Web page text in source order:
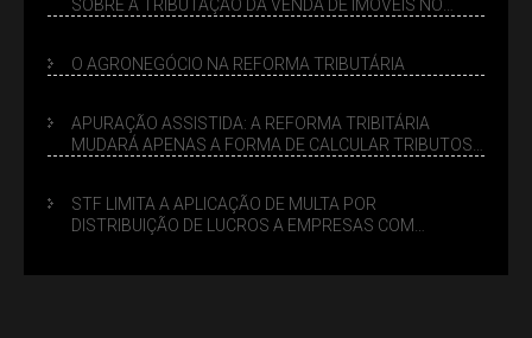
SOBRE A TRIBUTAÇÃO DA VENDA DE IMÓVEIS NO
O AGRONEGÓCIO NA REFORMA TRIBUTÁRIA
APURAÇÃO ASSISTIDA: A REFORMA TRIBITÁRIA
MUDARÁ APENAS A FORMA DE CALCULAR TRIBUTOS
STF LIMITA A APLICAÇÃO DE MULTA POR
DISTRIBUIÇÃO DE LUCROS A EMPRESAS COM